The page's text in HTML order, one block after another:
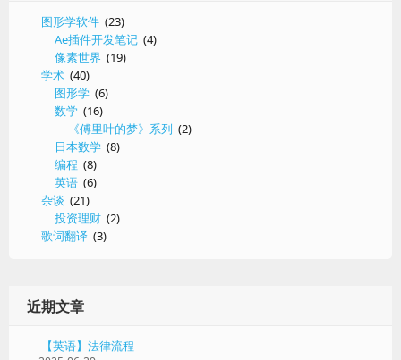
图形学软件 (23)
Ae插件开发笔记 (4)
像素世界 (19)
学术 (40)
图形学 (6)
数学 (16)
《傅里叶的梦》系列 (2)
日本数学 (8)
编程 (8)
英语 (6)
杂谈 (21)
投资理财 (2)
歌词翻译 (3)
近期文章
【英语】法律流程